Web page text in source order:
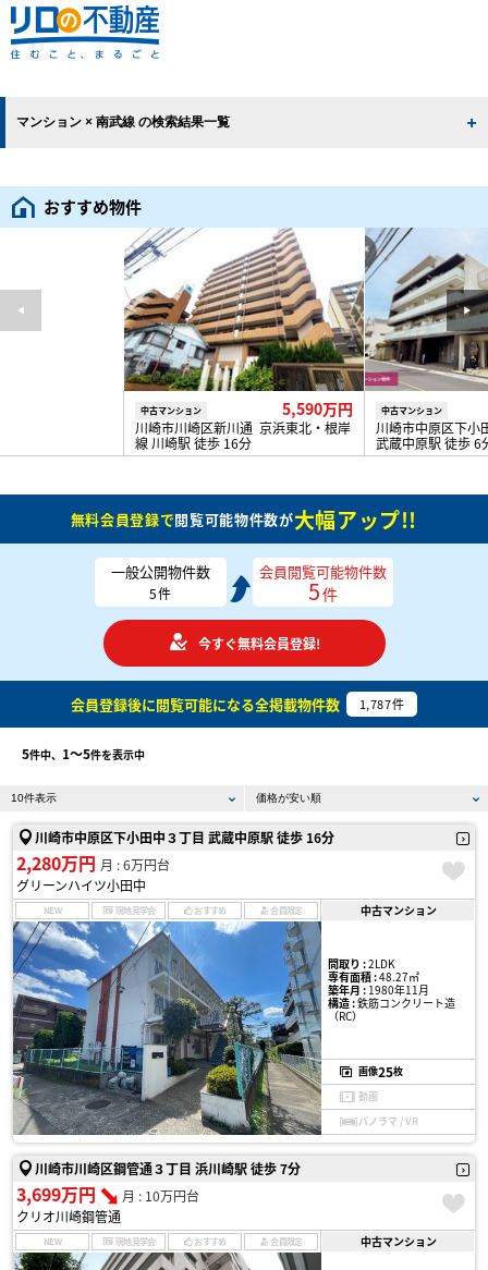
マンション × 南武線 の検索結果一覧
おすすめ物件
中古マンション 5,590万円
川崎市川崎区新川通 京浜東北・根岸
線 川崎駅 徒歩 16分
中古マンション
川崎市中原区下小
武蔵中原駅 徒歩 6
無料会員登録で閲覧可能物件数が大幅アップ!!
一般公開物件数
5件
会員閲覧可能物件数
5件
今すぐ無料会員登録!
会員登録後に閲覧可能になる全掲載物件数 1,787件
5件中、 1〜5件を表示中
川崎市中原区下小田中３丁目 武蔵中原駅 徒歩 16分
2,280万円 月 : 6万円台
グリーンハイツ小田中
NEW 現地見学会 おすすめ 会員限定 中古マンション
間取り :2LDK
専有面積 :48.27㎡
築年月 :1980年11月
構造 :鉄筋コンクリート造
（RC）
画像25枚
動画
パノラマ / VR
川崎市川崎区鋼管通３丁目 浜川崎駅 徒歩 7分
3,699万円
月 : 10万円台
クリオ川崎鋼管通
NEW 現地見学会 おすすめ 会員限定 中古マンション